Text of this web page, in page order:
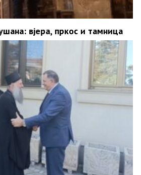
вјера, пркос и тамница